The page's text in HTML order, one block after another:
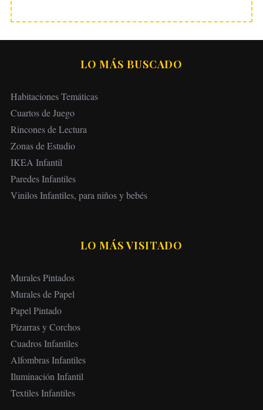
LO MÁS BUSCADO
Habitaciones Temáticas
Cuartos de Juego
Rincones de Lectura
Zonas de Estudio
IKEA Infantil
Paredes Infantiles
Vinilos Infantiles, para niños y bebés
LO MÁS VISITADO
Murales Pintados
Murales de Papel
Papel Pintado
Pizarras y Corchos
Cuadros Infantiles
Alfombras Infantiles
Iluminación Infantil
Textiles Infantiles